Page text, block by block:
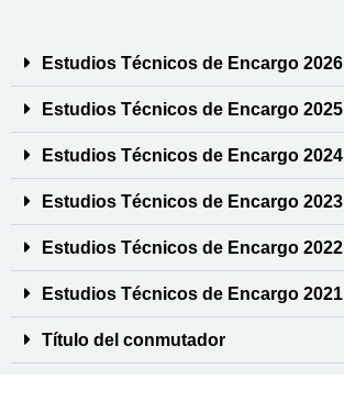
Estudios Técnicos de Encargo 2026
Estudios Técnicos de Encargo 2025
Estudios Técnicos de Encargo 2024
Estudios Técnicos de Encargo 2023
Estudios Técnicos de Encargo 2022
Estudios Técnicos de Encargo 2021
Título del conmutador